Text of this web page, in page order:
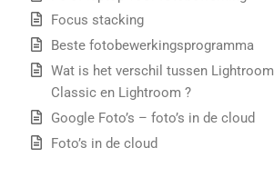
Focus stacking
Beste fotobewerkingsprogramma
Wat is het verschil tussen Lightroom
Classic en Lightroom ?
Google Foto’s – foto’s in de cloud
Foto’s in de cloud